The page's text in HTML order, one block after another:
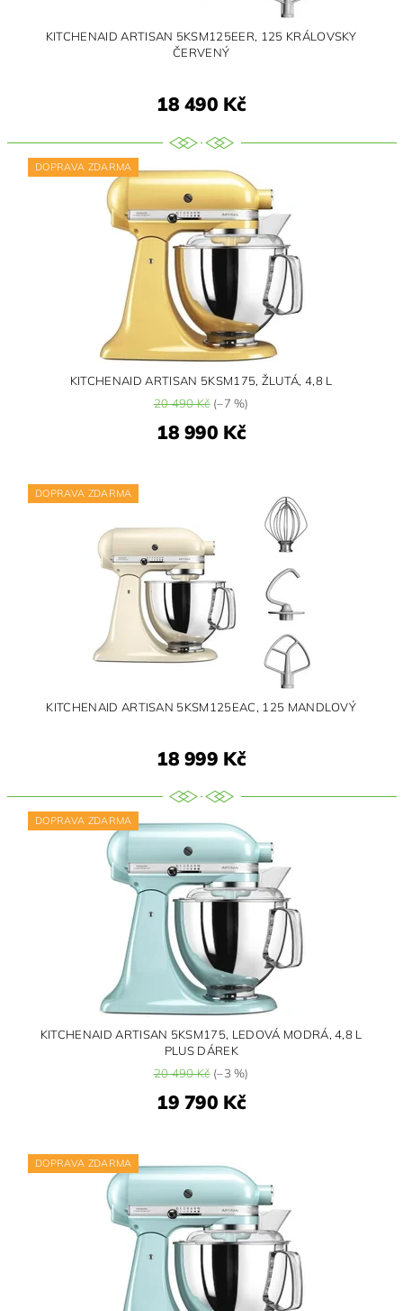
KITCHENAID ARTISAN 5KSM125EER, 125 KRÁLOVSKY
ČERVENÝ
18 490 Kč
DOPRAVA ZDARMA
KITCHENAID ARTISAN 5KSM175, ŽLUTÁ, 4,8 L
20 490 Kč(–7 %)
18 990 Kč
DOPRAVA ZDARMA
KITCHENAID ARTISAN 5KSM125EAC, 125 MANDLOVÝ
18 999 Kč
DOPRAVA ZDARMA
KITCHENAID ARTISAN 5KSM175, LEDOVÁ MODRÁ, 4,8 L
PLUS DÁREK
20 490 Kč(–3 %)
19 790 Kč
DOPRAVA ZDARMA